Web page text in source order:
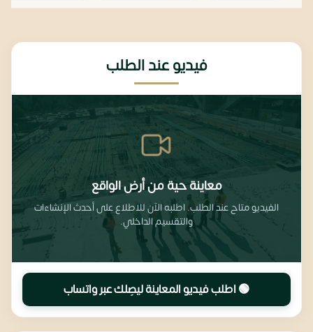
فيديو عند الطلب
معاينة حية من أرض الواقع
الفيديو متاح عند الطلب. اطلبه الآن للاطلاع على أحدث الإنشاءات
والتقسيم الداخلي.
🟢 اطلب فيديو المعاينة ليصِلك عبر واتساب